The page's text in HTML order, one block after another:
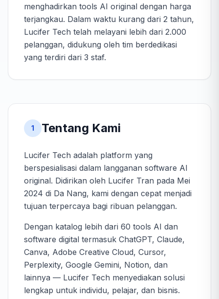
menghadirkan tools AI original dengan harga
terjangkau. Dalam waktu kurang dari 2 tahun,
Lucifer Tech telah melayani lebih dari 2.000
pelanggan, didukung oleh tim berdedikasi
yang terdiri dari 3 staf.
1 Tentang Kami
Lucifer Tech adalah platform yang
berspesialisasi dalam langganan software AI
original. Didirikan oleh Lucifer Tran pada Mei
2024 di Da Nang, kami dengan cepat menjadi
tujuan terpercaya bagi ribuan pelanggan.
Dengan katalog lebih dari 60 tools AI dan
software digital termasuk ChatGPT, Claude,
Canva, Adobe Creative Cloud, Cursor,
Perplexity, Google Gemini, Notion, dan
lainnya — Lucifer Tech menyediakan solusi
lengkap untuk individu, pelajar, dan bisnis.